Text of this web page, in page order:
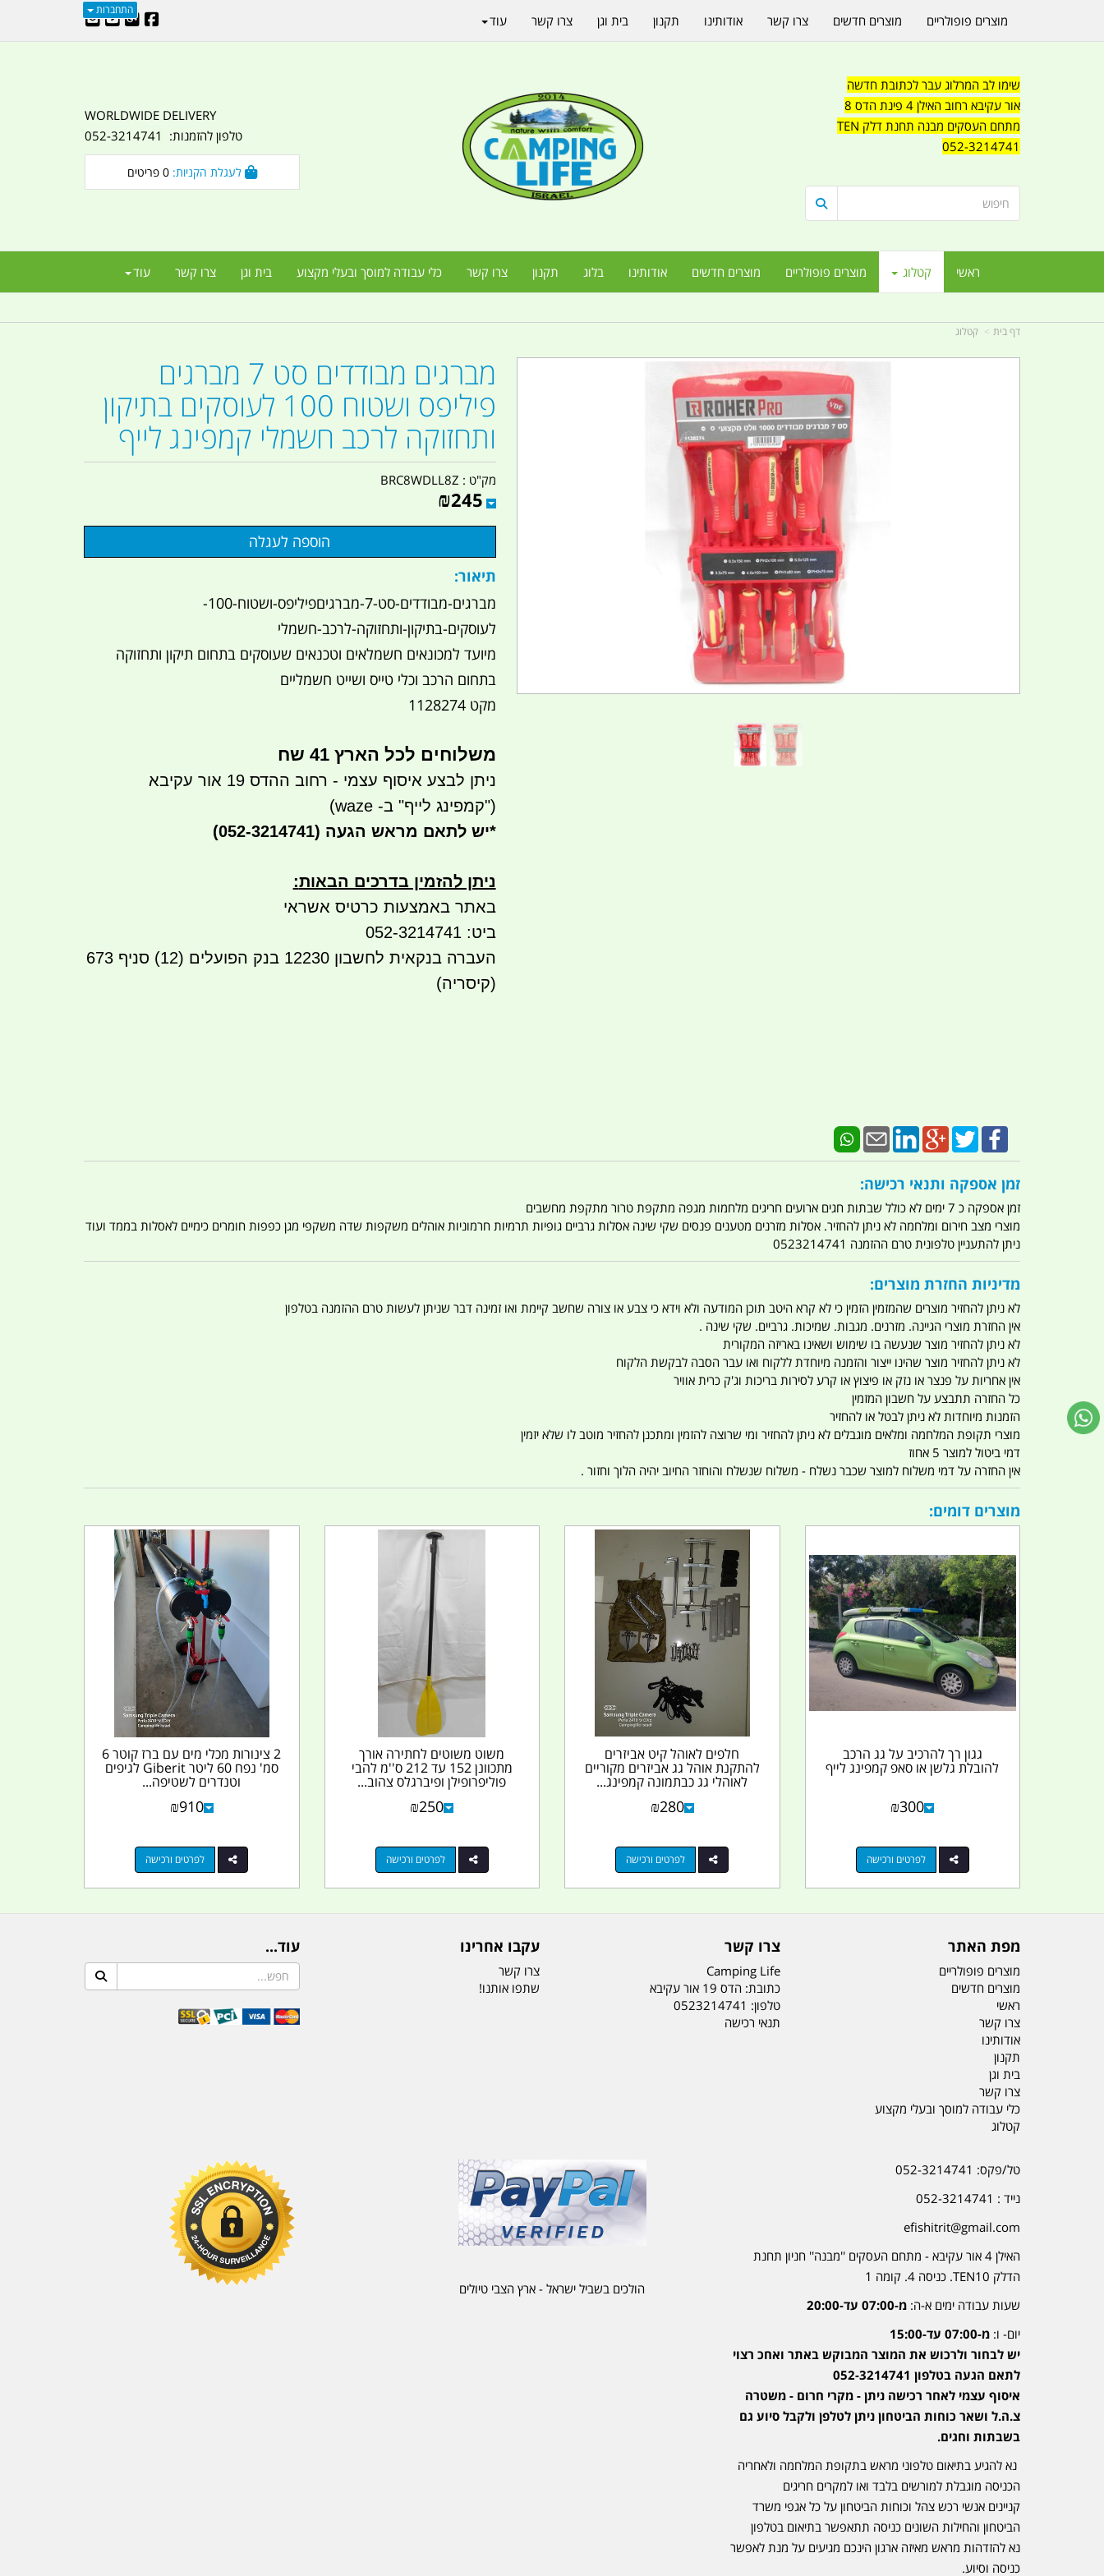
התחברות
שימו לב המרלוג עבר לכתובת חדשה
אור עקיבא רחוב האילן 4 פינת הדס 8
מתחם העסקים מבנה תחנת דלק TEN
052-3214741
WORLDWIDE DELIVERY
טלפון להזמנות: 052-3214741
0
ראשי קטלוג מוצרים פופולריים מוצרים חדשים אודותינו בלוג תקנון צרו קשר כלי עבודה למוסך ובעלי מקצוע בית וגן צרו קשר עוד
מוצרים פופולריים מוצרים חדשים צרו קשר אודותינו תקנון בית וגן צרו קשר עוד
דף בית קטלוג
מברגים מבודדים סט 7 מברגים
פיליפס ושטוח 100 לעוסקים בתיקון
ותחזוקה לרכב חשמלי קמפינג לייף
מק"ט : BRC8WDLL8Z
₪245
תיאור:
מברגים-מבודדים-סט-7-מברגיםפיליפס-ושטוח-100-
לעוסקים-בתיקון-ותחזוקה-לרכב-חשמלי
מיועד למכונאים חשמלאים וטכנאים שעוסקים בתחום תיקון ותחזוקה
בתחום הרכב וכלי טייס ושייט חשמליים
מקט 1128274
משלוחים לכל הארץ 41 שח
ניתן לבצע איסוף עצמי - רחוב ההדס 19 אור עקיבא
("קמפינג לייף" ב- waze)
*יש לתאם מראש הגעה (052-3214741)
ניתן להזמין בדרכים הבאות:
באתר באמצעות כרטיס אשראי
ביט: 052-3214741
העברה בנקאית לחשבון 12230 בנק הפועלים (12) סניף 673
(קיסריה)
זמן אספקה ותנאי רכישה:
זמן אספקה כ 7 ימים לא כולל שבתות חגים ארועים חריגים מלחמות מגפה מתקפת טרור מתקפת מחשבים
מוצרי מצב חירום ומלחמה לא ניתן להחזיר. אסלות מזרנים מטענים פנסים שקי שינה אסלות גרביים גופיות תרמיות חרמוניות אוהלים משקפות שדה משקפי מגן כפפות חומרים כימיים לאסלות בממד ועוד
ניתן להתעניין טלפונית טרם ההזמנה 0523214741
מדיניות החזרת מוצרים:
לא ניתן להחזיר מוצרים שהמזמין הזמין כי לא קרא היטב תוכן המודעה ולא וידא כי צבע או צורה שחשב קיימת ואו זמינה דבר שניתן לעשות טרם ההזמנה בטלפון
אין החזרת מוצרי הגיינה. מזרנים. מגבות. שמיכות. גרביים. שקי שינה .
לא ניתן להחזיר מוצר שנעשה בו שימוש ושאינו באריזה המקורית
לא ניתן להחזיר מוצר שהינו ייצור והזמנה מיוחדת ללקוח ואו עבר הסבה לבקשת הלקוח
אין אחריות על פנצר או נזק או פיצוץ או קרע לסירות בריכות וג'ק כרית אוויר
כל החזרה תתבצע על חשבון המזמין
הזמנות מיוחדות לא ניתן לבטל או להחזיר
מוצרי תקופת המלחמה ומלאים מוגבלים לא ניתן להחזיר ומי שרוצה להזמין ומתכנן להחזיר מוטב לו שלא יזמין
דמי ביטול למוצר 5 אחוז
אין החזרה על דמי משלוח למוצר שכבר נשלח - משלוח שנשלח והוחזר החיוב יהיה הלוך וחזור .
מוצרים דומים:
גגון רך להרכיב על גג הרכב
להובלת גלשן או סאפ קמפינג לייף
₪300
לפרטים ורכישה
חלפים לאוהל קיט אביזרים
להתקנת אוהל גג אביזרים מקוריים
לאוהלי גג כבתמונה קמפינג...
₪280
לפרטים ורכישה
משוט משוטים לחתירה אורך
מתכוונן 152 עד 212 ס''מ להבי
פוליפרופילן ופיברגלס צהוב...
₪250
לפרטים ורכישה
2 צינורות מכלי מים עם ברז קוטר 6
סמ' נפח 60 ליטר Giberit לגיפים
וטנדרים לשטיפה...
₪910
לפרטים ורכישה
מפת האתר
מוצרים פופולריים
מוצרים חדשים
ראשי
צרו קשר
אודותינו
תקנון
בית וגן
צרו קשר
כלי עבודה למוסך ובעלי מקצוע
קטלוג
צרו קשר
Camping Life
כתובת: הדס 19 אור עקיבא
טלפון: 0523214741
תנאי רכישה
עקבו אחרינו
צרו קשר
שתפו אותנו!
עוד...
טל/פקס: 052-3214741
נייד : 052-3214741
efishitrit@gmail.com
האילן 4 אור עקיבא - מתחם העסקים ''מבנה'' חניון תחנת
הדלק TEN10. כניסה 4. קומה 1
שעות עבודה ימים א-ה: מ-07:00 עד-20:00
יום- ו: מ-07:00 עד-15:00
יש לבחור ולרכוש את המוצר המבוקש באתר ואחכ רצוי
לתאם הגעה בטלפון 052-3214741
איסוף עצמי לאחר רכישה ניתן - מקרי חרום - משטרה
צ.ה.ל ושאר כוחות הביטחון ניתן לטלפן ולקבל סיוע גם
בשבתות וחגים.
נא להגיע בתיאום טלפוני מראש בתקופת המלחמה ולאחריה
הכניסה מוגבלת למורשים בלבד ואו למקרים חריגים
קניינים אנשי רכש צהל וכוחות הביטחון על כל אגפי משרד
הביטחון והחילות השונים כניסה תתאפשר בתיאום בטלפון
נא להזדהות מראש מאיזה ארגון הינכם מגיעים על מנת לאפשר
כניסה וסיוע.
הולכים בשביל ישראל - ארץ הצבי טיולים